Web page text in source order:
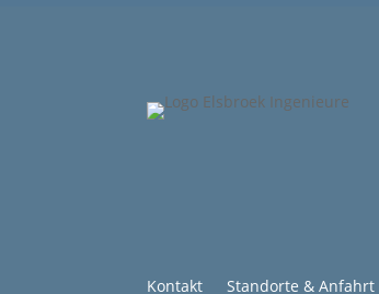
Kontakt Standorte & Anfahrt